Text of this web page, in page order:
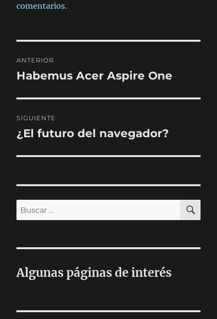
comentarios.
de
ANTERIOR
Entrada
Habemus Acer Aspire One
SIGUIENTE
Entrada
¿El futuro del navegador?
Buscar
por:
Algunas páginas de interés